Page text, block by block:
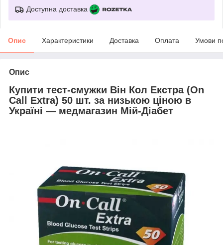
Доступна доставка
Опис Характеристики Доставка Оплата Умови
Опис
Купити тест-смужки Він Кол Екстра (On
Call Extra) 50 шт. за низькою ціною в
Україні — медмагазин Мій-Діабет